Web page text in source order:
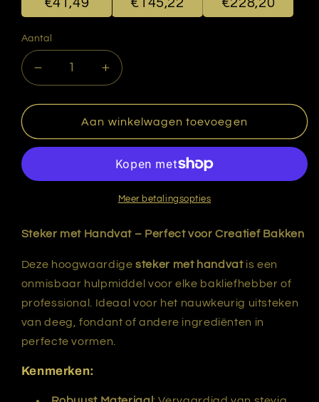
Aantal
Aantal
verlagen
voor
met
handvat
cm.
Aantal
verhogen
voor
Steker
met
28
cm.
Aan winkelwagen toevoegen
Meer betalingsopties
Steker met Handvat – Perfect voor Creatief Bakken
Deze hoogwaardigesteker met handvatis een
onmisbaar hulpmiddel voor elke bakliefhebber of
professional. Ideaal voor het nauwkeurig uitsteken
van deeg, fondant of andere ingrediënten in
perfecte vormen.
Kenmerken: